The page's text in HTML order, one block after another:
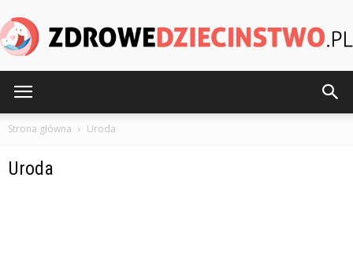
Strona główna Uroda
Uroda